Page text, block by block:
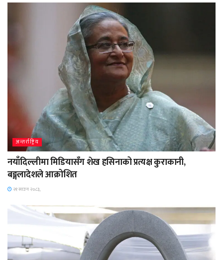
अन्तर्राष्ट्रिय
नयाँदिल्लीमा मिडियासँग शेख हसिनाको प्रत्यक्ष कुराकानी,
बङ्गलादेशले आक्रोशित
२१ साउन २०८३,